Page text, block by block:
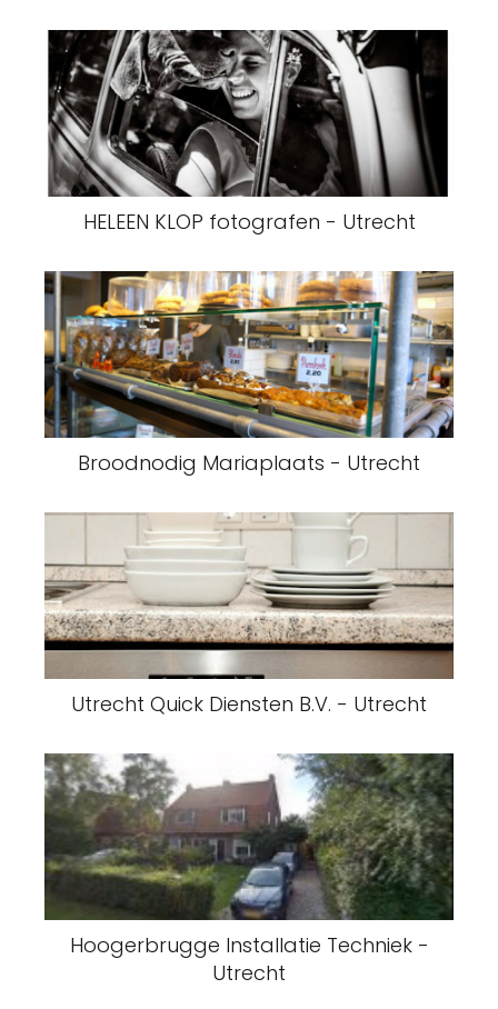
HELEEN KLOP fotografen - Utrecht
Broodnodig Mariaplaats - Utrecht
Utrecht Quick Diensten B.V. - Utrecht
Hoogerbrugge Installatie Techniek -
Utrecht